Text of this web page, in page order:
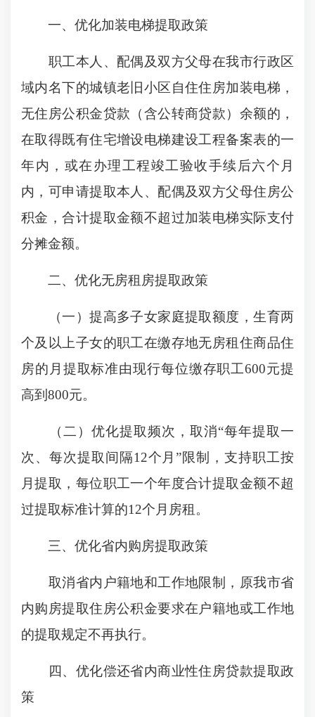
一、优化加装电梯提取政策
职工本人、配偶及双方父母在我市行政区
域内名下的城镇老旧小区自住住房加装电梯，
无住房公积金贷款（含公转商贷款）余额的，
在取得既有住宅增设电梯建设工程备案表的一
年内，或在办理工程竣工验收手续后六个月
内，可申请提取本人、配偶及双方父母住房公
积金，合计提取金额不超过加装电梯实际支付
分摊金额。
二、优化无房租房提取政策
（一）提高多子女家庭提取额度，生育两
个及以上子女的职工在缴存地无房租住商品住
房的月提取标准由现行每位缴存职工600元提
高到800元。
（二）优化提取频次，取消“每年提取一
次、每次提取间隔12个月”限制，支持职工按
月提取，每位职工一个年度合计提取金额不超
过提取标准计算的12个月房租。
三、优化省内购房提取政策
取消省内户籍地和工作地限制，原我市省
内购房提取住房公积金要求在户籍地或工作地
的提取规定不再执行。
四、优化偿还省内商业性住房贷款提取政
策